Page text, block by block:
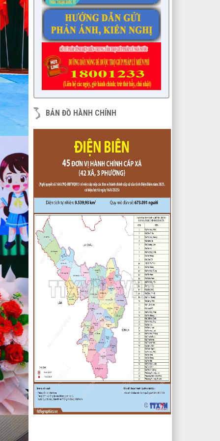
các huyện thuộc các tỉnh phía Nam
lượt xem: 15589 | lượt tải:1682
6/KH-BPC
Kế hoạch giám sát việc thực hiện
các quy định của pháp luật về công
tác thi hành án dân sự trên địa bàn
huyện năm 2021, 2022
lượt xem: 3453 | lượt tải:975
7/QĐ-BPC
Quyết định thành lập đoàn giám sát
việc thực hiện các quy định của
2021, 2022
lượt xem: 3388 | lượt tải:597
230/CTr-TT HĐND
03/2023 của TT HĐND
lượt xem: 3381 | lượt tải:461
1/NQ-TTHĐND
Nghị quyết V/v: Điều chỉnh cục bộ
quy hoạch chi tiết xây dựng tỷ lệ
1/500 Khu trung tâm thị trấn Tuần
Giáo huyện Tuần Giáo tỉnh Điện Biên
( Khu dân cư số 1 Thị trấn Tuần
Giáo; Khu dân cư số 2 Thị trấn Tuần
Giáo; Khu dân cư mới số 3
lượt xem: 2803 | lượt tải:1458
2/CV-BDT
Đề xuất chuyên đề giám sát năm
lượt xem: 3925 | lượt tải:979
4/CV-BKTXH
Đề xuất nội dung giám sát năm
2024 của TT HĐND huyện
lượt xem: 4944 | lượt tải:1315
BẢN ĐỒ HÀNH CHÍNH